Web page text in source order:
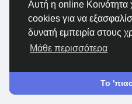
Αυτή η online Κοινότητα
cookies για να
δυνατή εμπειρία στους
Μάθε περισσότερα
Το